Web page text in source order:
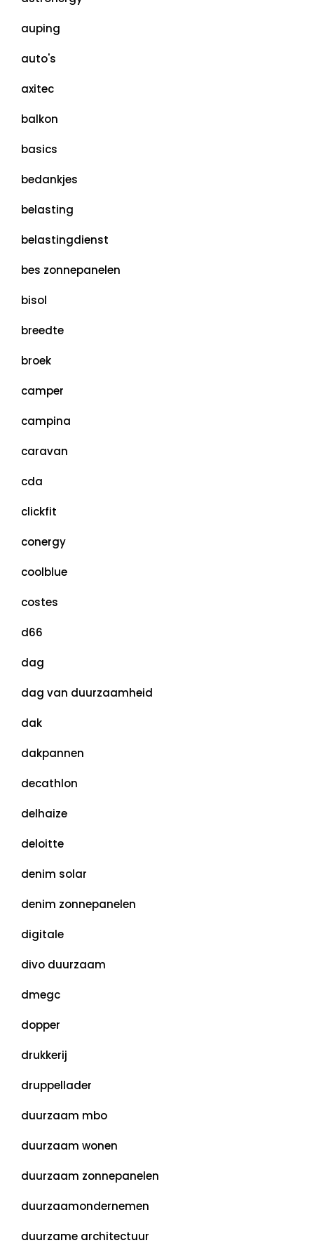
auping
auto's
axitec
balkon
basics
bedankjes
belasting
belastingdienst
bes zonnepanelen
bisol
breedte
broek
camper
campina
caravan
cda
clickfit
conergy
coolblue
costes
d66
dag
dag van duurzaamheid
dak
dakpannen
decathlon
delhaize
deloitte
denim solar
denim zonnepanelen
digitale
divo duurzaam
dmegc
dopper
drukkerij
druppellader
duurzaam mbo
duurzaam wonen
duurzaam zonnepanelen
duurzaamondernemen
duurzame architectuur